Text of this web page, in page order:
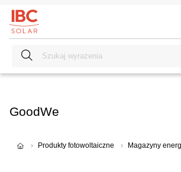
GoodWe
Produkty fotowoltaiczne Magazyny